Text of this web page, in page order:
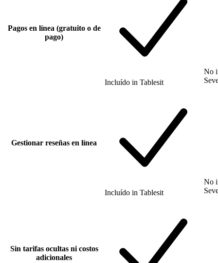
Pagos en línea (gratuito o de
pago)
Incluído in Tablesit
No
Gestionar reseñas en línea
Incluído in Tablesit
No
Sin tarifas ocultas ni costos
adicionales